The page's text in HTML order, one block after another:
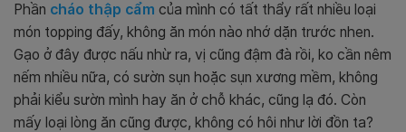
Phần cháo thập cẩm của mình có tất thẩy rất nhiều loại
món topping đấy, không ăn món nào nhớ dặn trước nhen.
Gạo ở đây được nấu nhừ ra, vị cũng đậm đà rồi, ko cần nêm
nếm nhiều nữa, có sườn sụn hoặc sụn xương mềm, không
phải kiểu sườn mình hay ăn ở chỗ khác, cũng lạ đó. Còn
mấy loại lòng ăn cũng được, không có hôi như lời đồn ta?